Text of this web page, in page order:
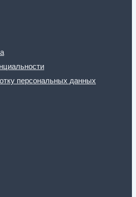
персональных данных